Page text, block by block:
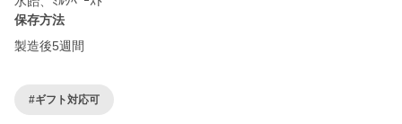
保存方法
製造後5週間
#ギフト対応可